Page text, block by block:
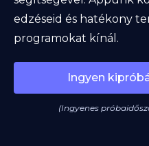
edzéseid és hatékony
programokat kínál.
Ingyen
(Ingyenes